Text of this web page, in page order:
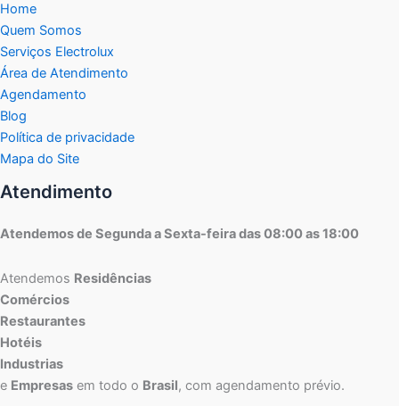
Home
Quem Somos
Serviços Electrolux
Área de Atendimento
Agendamento
Blog
Política de privacidade
Mapa do Site
Atendimento
Atendemos de Segunda a Sexta-feira das 08:00 as 18:00
Atendemos Residências
Comércios
Restaurantes
Hotéis
Industrias
e Empresas em todo o Brasil, com agendamento prévio.